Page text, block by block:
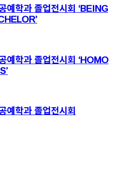
예학과 졸업전시회 ‘BEING
예학과 졸업전시회 ‘HOMO
예학과 졸업전시회